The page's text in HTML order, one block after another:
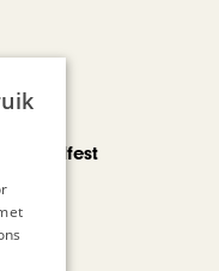
Foodfest